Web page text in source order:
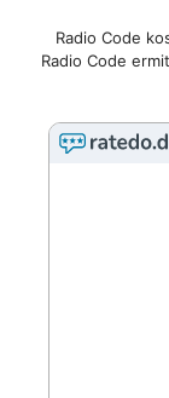
Radio Code
Radio Code